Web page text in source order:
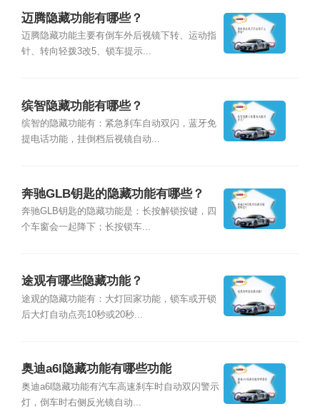
迈腾隐藏功能有哪些？
迈腾隐藏功能主要有倒车外后视镜下转、运动指
针、转向轻拨3改5、锁车提示...
缤智隐藏功能有哪些？
缤智的隐藏功能有：紧急刹车自动双闪，蓝牙免
提电话功能，挂倒档后视镜自动...
奔驰GLB钥匙的隐藏功能有哪些？
奔驰GLB钥匙的隐藏功能是：长按解锁按键，四
个车窗会一起降下；长按锁车...
途观有哪些隐藏功能？
途观的隐藏功能有：大灯回家功能，锁车或开锁
后大灯自动点亮10秒或20秒...
奥迪a6l隐藏功能有哪些功能
奥迪a6l隐藏功能有汽车高速刹车时自动双闪警示
灯，倒车时右侧反光镜自动...